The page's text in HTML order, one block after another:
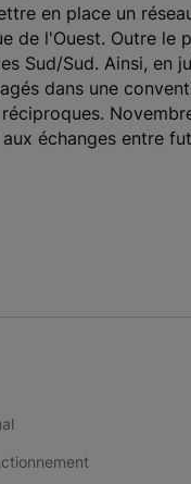
en place un
de l'Ouest. Outre le
Sud/Sud. Ainsi,
dans une
échanges entre